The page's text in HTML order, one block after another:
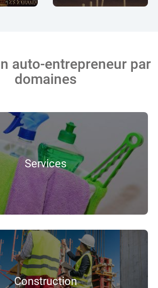
auto-entrepreneur par
domaines
Services
Construction